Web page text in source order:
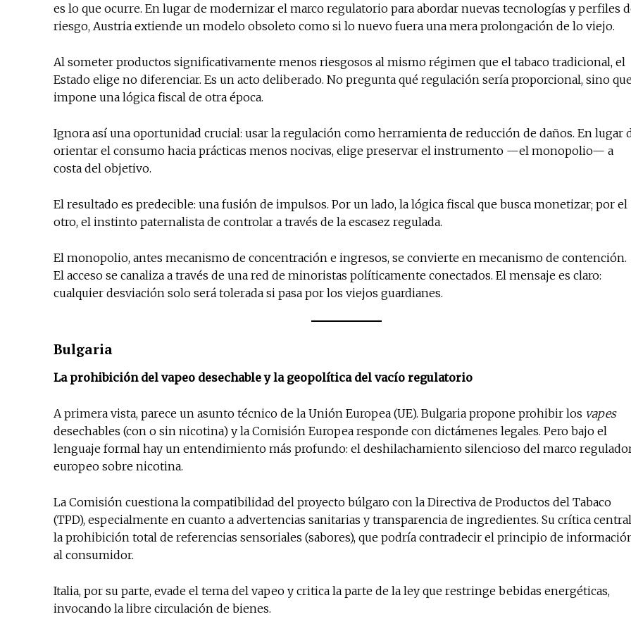
es lo que ocurre. En lugar de modernizar el marco regulatorio para abordar nuevas tecnologías y perfiles
riesgo, Austria extiende un modelo obsoleto como si lo nuevo fuera una mera prolongación de lo viejo.
Al someter productos significativamente menos riesgosos al mismo régimen que el tabaco tradicional, el
Estado elige no diferenciar. Es un acto deliberado. No pregunta qué regulación sería proporcional, sino
impone una lógica fiscal de otra época.
Ignora así una oportunidad crucial: usar la regulación como herramienta de reducción de daños. En lugar
orientar el consumo hacia prácticas menos nocivas, elige preservar el instrumento —el monopolio— a
costa del objetivo.
El resultado es predecible: una fusión de impulsos. Por un lado, la lógica fiscal que busca monetizar; por el
otro, el instinto paternalista de controlar a través de la escasez regulada.
El monopolio, antes mecanismo de concentración e ingresos, se convierte en mecanismo de contención.
El acceso se canaliza a través de una red de minoristas políticamente conectados. El mensaje es claro:
cualquier desviación solo será tolerada si pasa por los viejos guardianes.
Bulgaria
La prohibición del vapeo desechable y la geopolítica del vacío regulatorio
A primera vista, parece un asunto técnico de la Unión Europea (UE). Bulgaria propone prohibir los vapes
desechables (con o sin nicotina) y la Comisión Europea responde con dictámenes legales. Pero bajo el
lenguaje formal hay un entendimiento más profundo: el deshilachamiento silencioso del marco
europeo sobre nicotina.
La Comisión cuestiona la compatibilidad del proyecto búlgaro con la Directiva de Productos del Tabaco
(TPD), especialmente en cuanto a advertencias sanitarias y transparencia de ingredientes. Su crítica
la prohibición total de referencias sensoriales (sabores), que podría contradecir el principio de
al consumidor.
Italia, por su parte, evade el tema del vapeo y critica la parte de la ley que restringe bebidas energéticas,
invocando la libre circulación de bienes.